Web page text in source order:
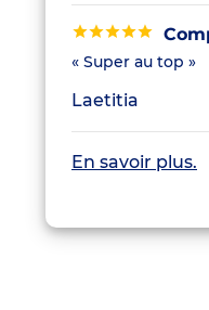
« Super au top »
Laetitia
En savoir plus.